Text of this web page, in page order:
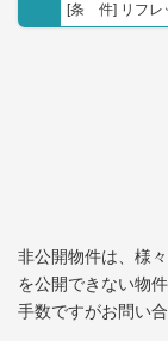
[条 件] リフレ
非公開物件は、様
を公開できない物件
手数ですがお問い